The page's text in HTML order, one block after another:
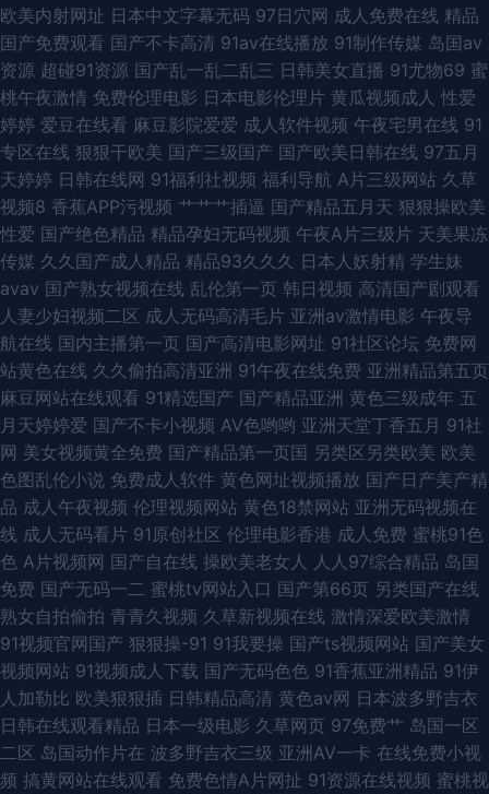
频 国产欧美成人精品综合 美女夜色黄 天堂男人精品 国产精品久久欠 精品视
欧美内射网址 日本中文字幕无码 97日穴网 成人免费在线 精品
国产免费观看 国产不卡高清 91av在线播放 91制作传媒 岛国av
资源 超碰91资源 国产乱一乱二乱三 日韩美女直播 91尤物69 蜜
桃午夜激情 免费伦理电影 日本电影伦理片 黄瓜视频成人 性爱
婷婷 爱豆在线看 麻豆影院爱爱 成人软件视频 午夜宅男在线 91
专区在线 狠狠干欧美 国产三级国产 国产欧美日韩在线 97五月
天婷婷 日韩在线网 91福利社视频 福利导航 A片三级网站 久草
视频8 香蕉APP污视频 艹艹艹插逼 国产精品五月天 狠狠操欧美
性爱 国产绝色精品 精品孕妇无码视频 午夜A片三级片 天美果冻
传媒 久久国产成人精品 精品93久久久 日本人妖射精 学生妹
avav 国产熟女视频在线 乱伦第一页 韩日视频 高清国产剧观看
人妻少妇视频二区 成人无码高清毛片 亚洲av激情电影 午夜导
航在线 国内主播第一页 国产高清电影网址 91社区论坛 免费网
站黄色在线 久久偷拍高清亚洲 91午夜在线免费 亚洲精品第五页
麻豆网站在线观看 91精选国产 国产精品亚洲 黄色三级成年 五
月天婷婷爱 国产不卡小视频 AV色哟哟 亚洲天堂丁香五月 91社
网 美女视频黄全免费 国产精品第一页国 另类区另类欧美 欧美
色图乱伦小说 免费成人软件 黄色网址视频播放 国产日产美产精
品 成人午夜视频 伦理视频网站 黄色18禁网站 亚洲无码视频在
线 成人无码看片 91原创社区 伦理电影香港 成人免费 蜜桃91色
色 A片视频网 国产自在线 操欧美老女人 人人97综合精品 岛国
免费 国产无码一二 蜜桃tv网站入口 国产第66页 另类国产在线
熟女自拍偷拍 青青久视频 久草新视频在线 激情深爱欧美激情
91视频官网国产 狠狠操-91 91我要操 国产ts视频网站 国产美女
视频网站 91视频成人下载 国产无码色色 91香蕉亚洲精品 91伊
人加勒比 欧美狠狠插 日韩精品高清 黄色av网 日本波多野吉衣
日韩在线观看精品 日本一级电影 久草网页 97免费艹 岛国一区
二区 岛国动作片在 波多野吉衣三级 亚洲AV一卡 在线免费小视
频 搞黄网站在线观看 免费色情A片网扯 91资源在线视频 蜜桃视